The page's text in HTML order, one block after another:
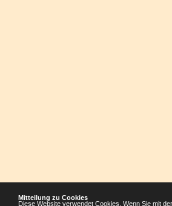
Mitteilung zu Cookies
Diese Website verwendet Cookies. Wenn Sie mit